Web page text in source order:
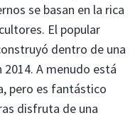
se basan en la rica
El popular
dentro de una
A menudo está
pero es fantástico
disfruta de una